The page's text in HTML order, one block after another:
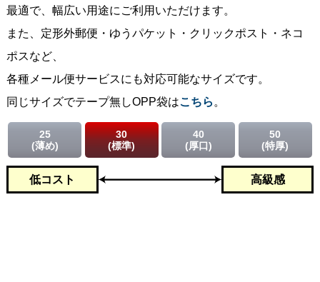
最適で、幅広い用途にご利用いただけます。
また、定形外郵便・ゆうパケット・クリックポスト・ネコ
ポスなど、
各種メール便サービスにも対応可能なサイズです。
同じサイズでテープ無しOPP袋はこちら 。
25
(薄め)
30
(標準)
40
(厚口)
50
(特厚)
低コスト 高級感